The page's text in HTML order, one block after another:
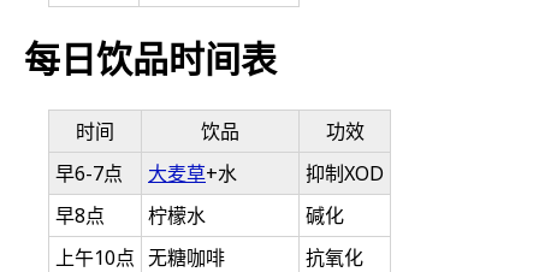
每日饮品时间表
时间 饮品
功效
早6-7点
大麦草+水
抑制XOD
早8点
柠檬水
碱化
上午10点 无糖咖啡
抗氧化